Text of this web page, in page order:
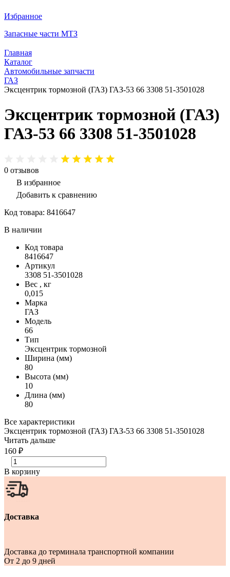
Избранное
Запасные части МТЗ
Главная
Каталог
Автомобильные запчасти
ГАЗ
Эксцентрик тормозной (ГАЗ) ГАЗ-53 66 3308 51-3501028
Эксцентрик тормозной (ГАЗ)
ГАЗ-53 66 3308 51-3501028
0 отзывов
В избранное
Добавить к сравнению
Код товара: 8416647
В наличии
Код товара
8416647
Артикул
3308 51-3501028
Вес , кг
0,015
Марка
ГАЗ
Модель
66
Тип
Эксцентрик тормозной
Ширина (мм)
80
Высота (мм)
10
Длина (мм)
80
Все характеристики
Эксцентрик тормозной (ГАЗ) ГАЗ-53 66 3308 51-3501028
Читать дальше
160 ₽
В корзину
Доставка
Доставка до терминала транспортной компании
От 2 до 9 дней